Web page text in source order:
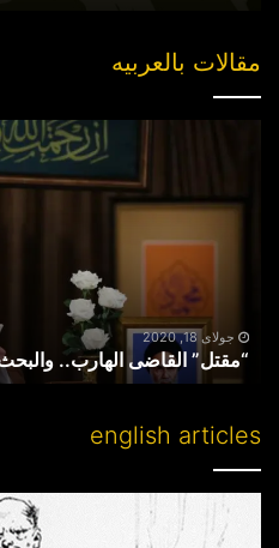
مقالات بالعربیه
والبحث
جولای 18, 2020
“مقتل” القاضی الهارب..
english articles
others’